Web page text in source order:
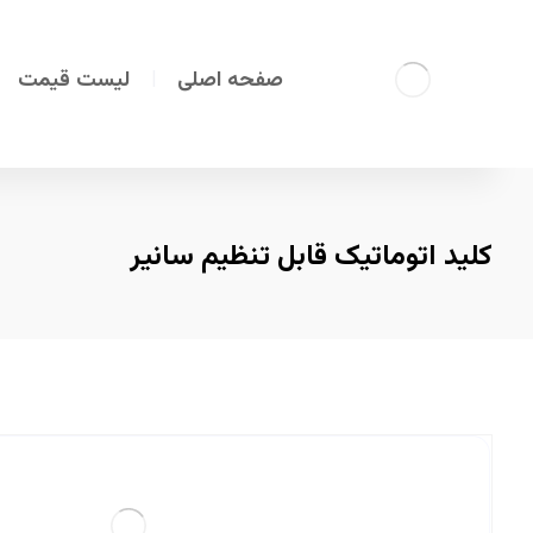
صفحه اصلی لیست قیمت
کلید اتوماتیک قابل تنظیم سانیر